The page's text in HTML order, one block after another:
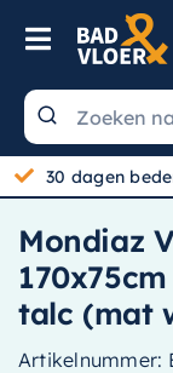
Skip to content
Toggle
Toiletten
Spiegels
Kranen
Douche
30 dagen
Mondiaz
talc (mat
Artikelnummer: